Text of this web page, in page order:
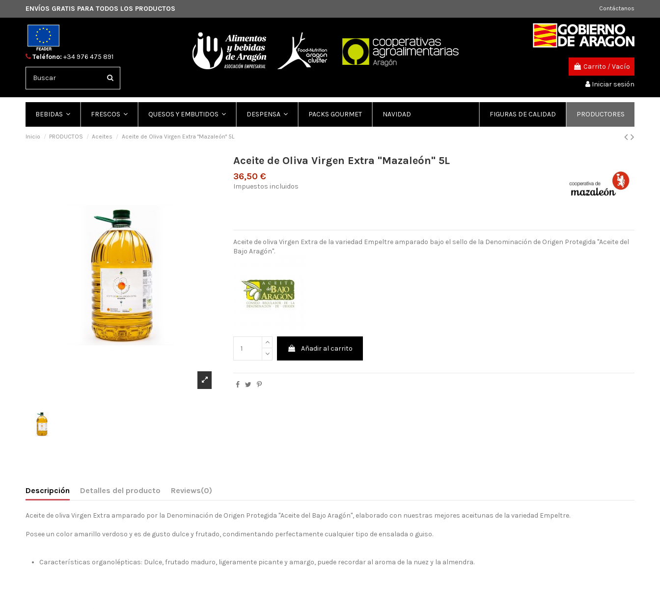
ENVÍOS GRATIS PARA TODOS LOS PRODUCTOS Contáctanos
Teléfono: +34 976 475 891
Carrito /Vacío
Iniciar sesión
BEBIDAS FRESCOS QUESOS Y EMBUTIDOS DESPENSA PRODUCTORES
PACKS GOURMET NAVIDAD FIGURAS DE CALIDAD
Inicio PRODUCTOS Aceites Aceite de Oliva Virgen Extra "Mazaleón" 5L
Aceite de Oliva Virgen Extra "Mazaleón" 5L
36,50 €
Impuestos incluidos
Aceite de oliva Virgen Extra de la variedad Empeltre amparado bajo el sello de la Denominación de Origen Protegida "Aceite del
Bajo Aragón".
Añadir al carrito
Descripción Detalles del producto Reviews(0)
Aceite de oliva Virgen Extra amparado por la Denominación de Origen Protegida "Aceite del Bajo Aragón", elaborado con nuestras mejores aceitunas de la variedad Empeltre.
Posee un color amarillo verdoso y es de gusto dulce y frutado, condimentando perfectamente cualquier tipo de ensalada o guiso.
Características organolépticas: Dulce, frutado maduro, ligeramente picante y amargo, puede recordar al aroma de la nuez y la almendra.